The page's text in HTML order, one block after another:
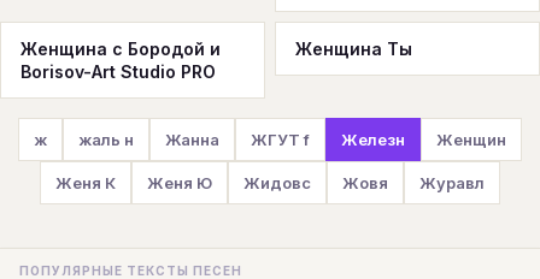
Женщина с Бородой и
Borisov-Art Studio PRO
Женщина Ты
ж жаль н Жанна ЖГУТ f Железн Женщин
Женя К Женя Ю Жидовс Жовя Журавл
ПОПУЛЯРНЫЕ ТЕКСТЫ ПЕСЕН